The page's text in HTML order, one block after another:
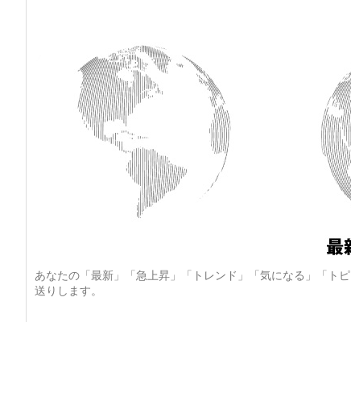
あなたの「最新」「急上昇」「トレンド」「気になる」「ト
送りします。